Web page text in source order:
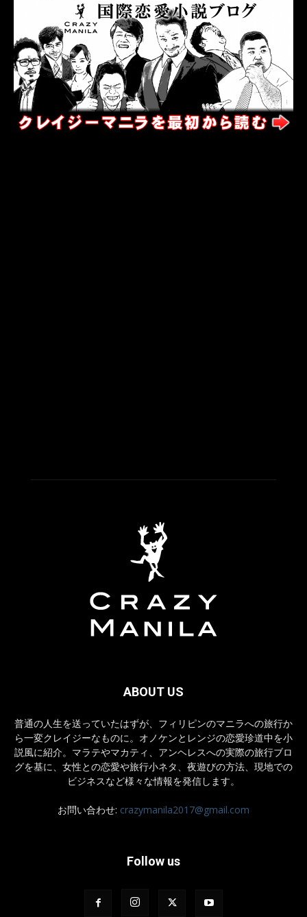
ABOUT US
普通の人生を送っていたはずが、フィリピンのマニラへの旅行か
ら一変クレイジーなものに。オノケンとレンジの恋愛珍道中を小
説風に紹介。マラテやマカティ、アンヘレスへの実際の旅行ブロ
グを基に、女性との恋愛や旅行小ネタ、夜遊びの方法、現地での
ビジネスなど様々な情報を発信します。
お問い合わせ: crazymanila2017@gmail.com
Follow us